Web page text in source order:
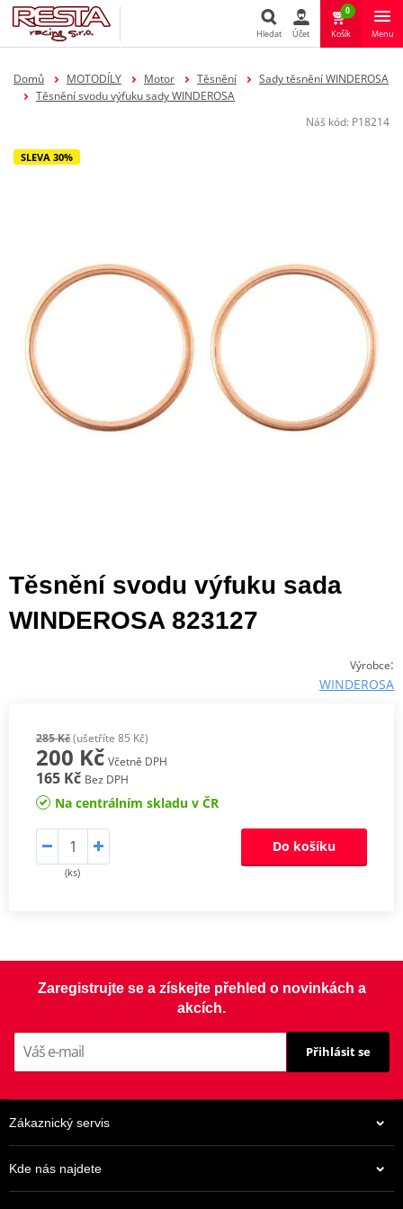
Hledat
Hledat Účet
0
Košík Menu
Domů MOTODÍLY Motor Těsnění
Sady těsnění WINDEROSA
Těsnění svodu výfuku sady WINDEROSA
Náš kód: P18214
SLEVA 30%
Těsnění svodu výfuku sada
WINDEROSA 823127
Výrobce:
WINDEROSA
285 Kč(ušetříte 85 Kč)
200 Kč Včetně DPH
165 Kč Bez DPH
Na centrálním skladu v ČR
(ks)
Do košíku
Zaregistrujte se a získejte přehled o novinkách a
akcích.
Přihlásit se
Zákaznický servis
Kde nás najdete